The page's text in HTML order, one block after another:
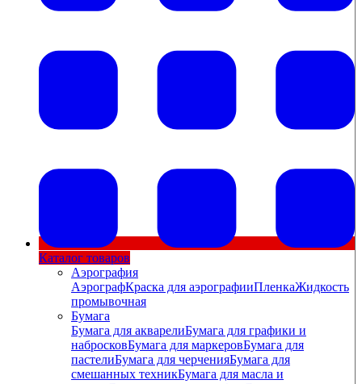
Каталог товаров
Аэрография
АэрографКраска для аэрографииПленкаЖидкость
промывочная
Бумага
Бумага для акварелиБумага для графики и
набросковБумага для маркеровБумага для
пастелиБумага для черченияБумага для
смешанных техникБумага для масла и